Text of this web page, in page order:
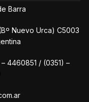
Barra
Nuevo Urca) C5003
4460851 / (0351) –